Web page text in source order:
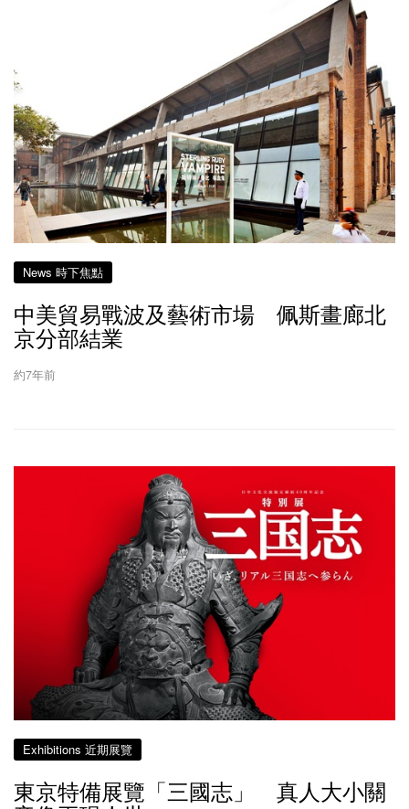
News 時下焦點
中美貿易戰波及藝術市場 佩斯畫廊北
京分部結業
約7年前
Exhibitions 近期展覽
東京特備展覽「三國志」 真人大小關